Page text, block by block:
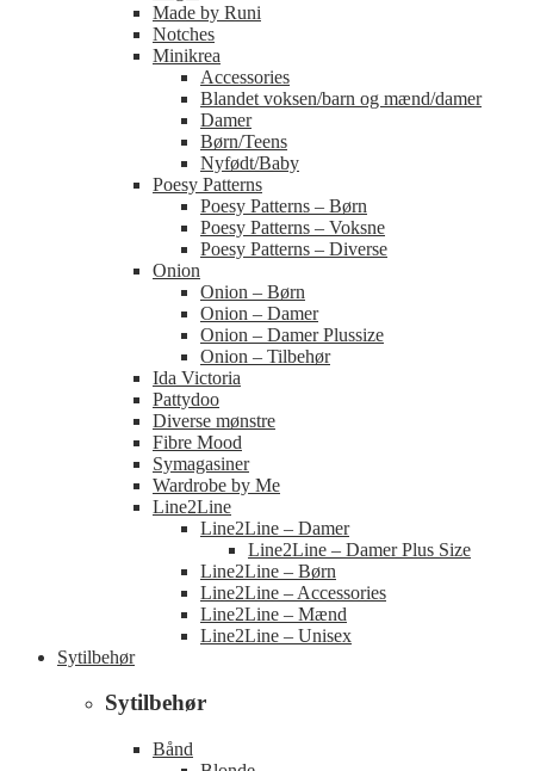
Made by Runi
Notches
Minikrea
Accessories
Blandet voksen/barn og mænd/damer
Damer
Børn/Teens
Nyfødt/Baby
Poesy Patterns
Poesy Patterns – Børn
Poesy Patterns – Voksne
Poesy Patterns – Diverse
Onion
Onion – Børn
Onion – Damer
Onion – Damer Plussize
Onion – Tilbehør
Ida Victoria
Pattydoo
Diverse mønstre
Fibre Mood
Symagasiner
Wardrobe by Me
Line2Line
Line2Line – Damer
Line2Line – Damer Plus Size
Line2Line – Børn
Line2Line – Accessories
Line2Line – Mænd
Line2Line – Unisex
Sytilbehør
Sytilbehør
Bånd